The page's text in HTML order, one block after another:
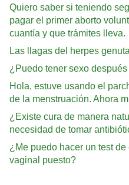
Quiero saber si teniendo
pagar el primer aborto
cuantía y que trámites lleva.
Las llagas del herpes
¿Puedo tener sexo
Hola, estuve usando el
de la menstruación. Ahora
¿Existe cura de manera
necesidad de tomar
¿Me puedo hacer un test
vaginal puesto?